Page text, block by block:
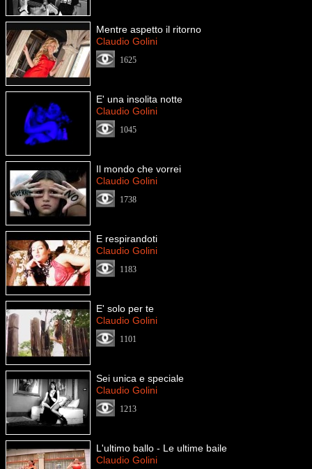
Mentre aspetto il ritorno
Claudio Golini
1625
E' una insolita notte
Claudio Golini
1045
Il mondo che vorrei
Claudio Golini
1738
E respirandoti
Claudio Golini
1183
E' solo per te
Claudio Golini
1101
Sei unica e speciale
Claudio Golini
1213
L'ultimo ballo - Le ultime baile
Claudio Golini